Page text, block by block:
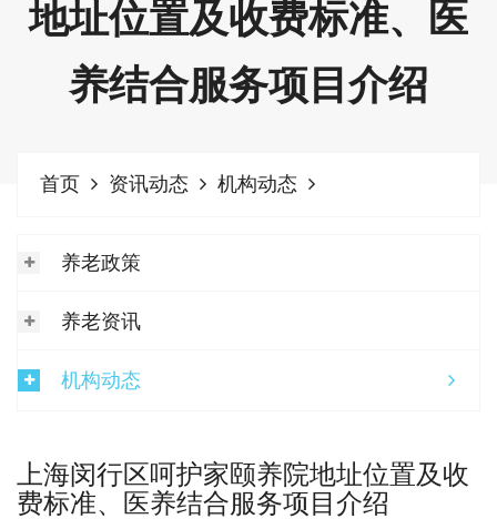
地址位置及收费标准、医
养结合服务项目介绍
首页 资讯动态 机构动态
养老政策
养老资讯
机构动态
上海闵行区呵护家颐养院地址位置及收
费标准、医养结合服务项目介绍